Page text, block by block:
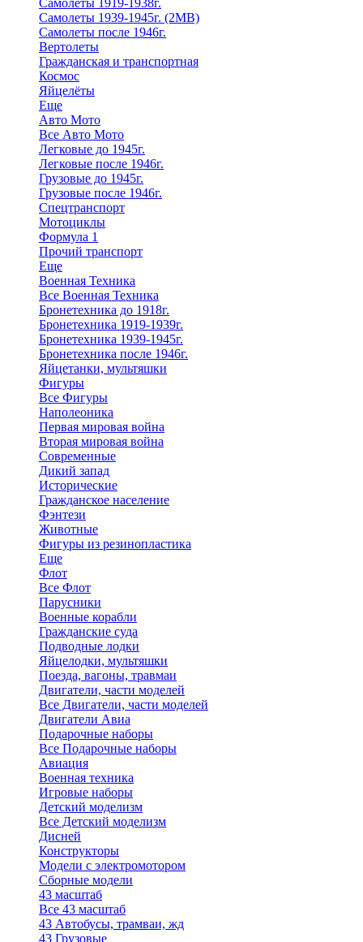
Самолеты 1919-1938г.
Самолеты 1939-1945г. (2МВ)
Самолеты после 1946г.
Вертолеты
Гражданская и транспортная
Космос
Яйцелёты
Еще
Авто Мото
Все Авто Мото
Легковые до 1945г.
Легковые после 1946г.
Грузовые до 1945г.
Грузовые после 1946г.
Спецтранспорт
Мотоциклы
Формула 1
Прочий транспорт
Еще
Военная Техника
Все Военная Техника
Бронетехника до 1918г.
Бронетехника 1919-1939г.
Бронетехника 1939-1945г.
Бронетехника после 1946г.
Яйцетанки, мультяшки
Фигуры
Все Фигуры
Наполеоника
Первая мировая война
Вторая мировая война
Современные
Дикий запад
Исторические
Гражданское население
Фэнтези
Животные
Фигуры из резинопластика
Еще
Флот
Все Флот
Парусники
Военные корабли
Гражданские суда
Подводные лодки
Яйцелодки, мультяшки
Поезда, вагоны, травмаи
Двигатели, части моделей
Все Двигатели, части моделей
Двигатели Авиа
Подарочные наборы
Все Подарочные наборы
Авиация
Военная техника
Игровые наборы
Детский моделизм
Все Детский моделизм
Дисней
Конструкторы
Модели с электромотором
Сборные модели
43 масштаб
Все 43 масштаб
43 Автобусы, трамваи, жд
43 Грузовые